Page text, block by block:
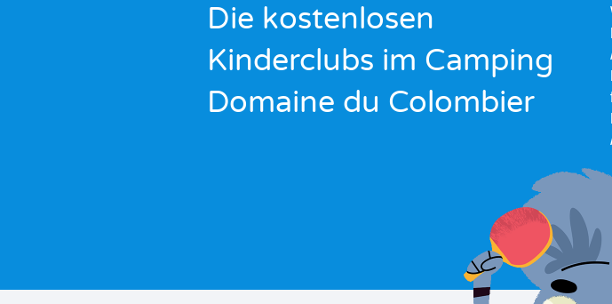
Die kostenlosen
Kinderclubs im Camping
Domaine du Colombier